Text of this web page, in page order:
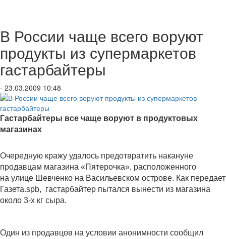
В России чаще всего воруют
продукты из супермаркетов
гастарбайтеры
- 23.03.2009 10:48
Гастарбайтеры все чаще воруют в продуктовых
магазинах
Очередную кражу удалось предотвратить накануне
продавцам магазина «Пятерочка», расположенного
на улице Шевченко на Васильевском острове. Как передает
Газета.spb, гастарбайтер пытался вынести из магазина
около 3-х кг сыра.
Один из продавцов на условии анонимности сообщил